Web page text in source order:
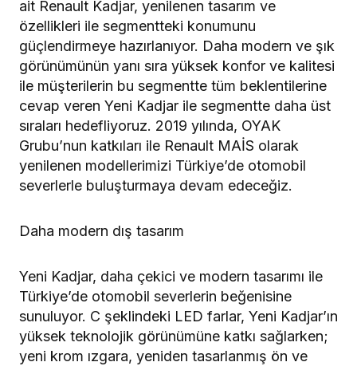
ait Renault Kadjar, yenilenen tasarım ve
özellikleri ile segmentteki konumunu
güçlendirmeye hazırlanıyor. Daha modern ve şık
görünümünün yanı sıra yüksek konfor ve kalitesi
ile müşterilerin bu segmentte tüm beklentilerine
cevap veren Yeni Kadjar ile segmentte daha üst
sıraları hedefliyoruz. 2019 yılında, OYAK
Grubu’nun katkıları ile Renault MAİS olarak
yenilenen modellerimizi Türkiye’de otomobil
severlerle buluşturmaya devam edeceğiz.
Daha modern dış tasarım
Yeni Kadjar, daha çekici ve modern tasarımı ile
Türkiye’de otomobil severlerin beğenisine
sunuluyor. C şeklindeki LED farlar, Yeni Kadjar’ın
yüksek teknolojik görünümüne katkı sağlarken;
yeni krom ızgara, yeniden tasarlanmış ön ve